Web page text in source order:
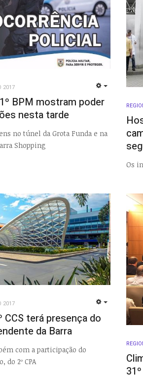
2017
BPM mostram poder
nesta tarde
no túnel da Grota Funda e na
Shopping
Os
2017
CCS terá presença do
da Barra
com a participação do
do 2º CPA